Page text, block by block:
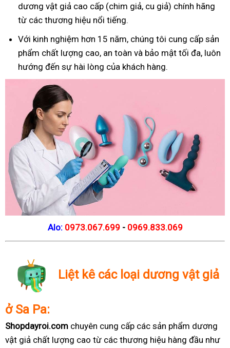
dương vật giả cao cấp (chim giả, cu giả) chính hãng
từ các thương hiệu nổi tiếng.
Với kinh nghiệm hơn 15 năm, chúng tôi cung cấp sản
phẩm chất lượng cao, an toàn và bảo mật tối đa, luôn
hướng đến sự hài lòng của khách hàng.
Alo: 0973.067.699 - 0969.833.069
Liệt kê các loại dương vật giả
ở Sa Pa:
Shopdayroi.com chuyên cung cấp các sản phẩm dương
vật giả chất lượng cao từ các thương hiệu hàng đầu như